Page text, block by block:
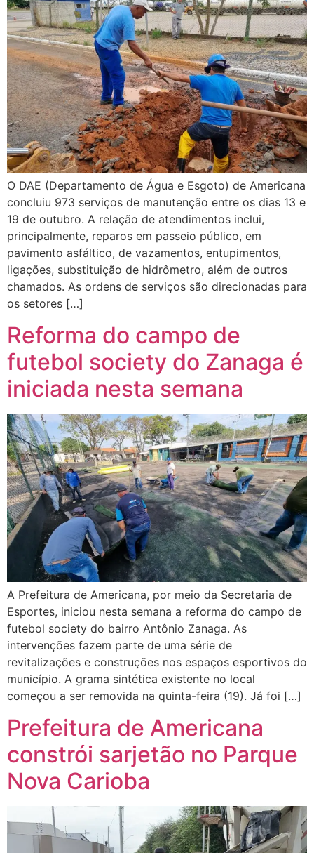
O DAE (Departamento de Água e Esgoto) de Americana
concluiu 973 serviços de manutenção entre os dias 13 e
19 de outubro. A relação de atendimentos inclui,
principalmente, reparos em passeio público, em
pavimento asfáltico, de vazamentos, entupimentos,
ligações, substituição de hidrômetro, além de outros
chamados. As ordens de serviços são direcionadas para
os setores […]
Reforma do campo de
futebol society do Zanaga é
iniciada nesta semana
A Prefeitura de Americana, por meio da Secretaria de
Esportes, iniciou nesta semana a reforma do campo de
futebol society do bairro Antônio Zanaga. As
intervenções fazem parte de uma série de
revitalizações e construções nos espaços esportivos do
município. A grama sintética existente no local
começou a ser removida na quinta-feira (19). Já foi […]
Prefeitura de Americana
constrói sarjetão no Parque
Nova Carioba